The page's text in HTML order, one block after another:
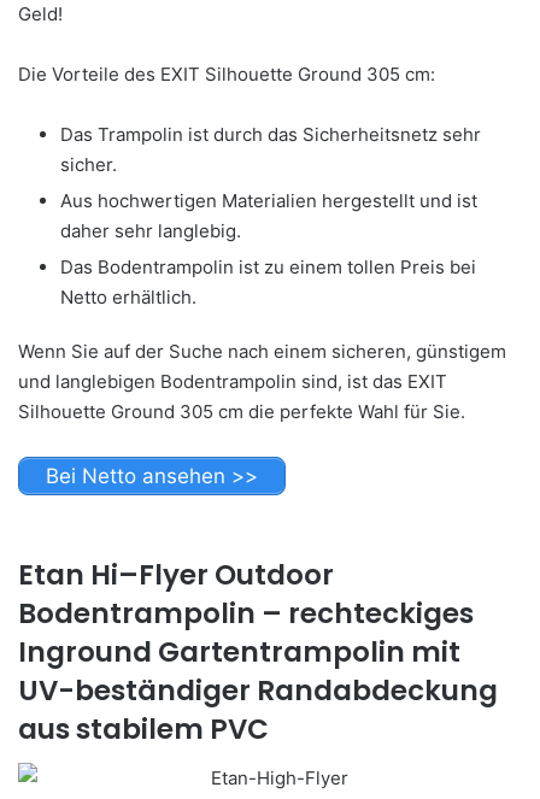
Geld!
Die Vorteile des EXIT Silhouette Ground 305 cm:
Das Trampolin ist durch das Sicherheitsnetz sehr
sicher.
Aus hochwertigen Materialien hergestellt und ist
daher sehr langlebig.
Das Bodentrampolin ist zu einem tollen Preis bei
Netto erhältlich.
Wenn Sie auf der Suche nach einem sicheren, günstigem
und langlebigen Bodentrampolin sind, ist das EXIT
Silhouette Ground 305 cm die perfekte Wahl für Sie.
Bei Netto ansehen >>
Etan Hi–Flyer Outdoor
Bodentrampolin – rechteckiges
Inground Gartentrampolin mit
UV-beständiger Randabdeckung
aus stabilem PVC